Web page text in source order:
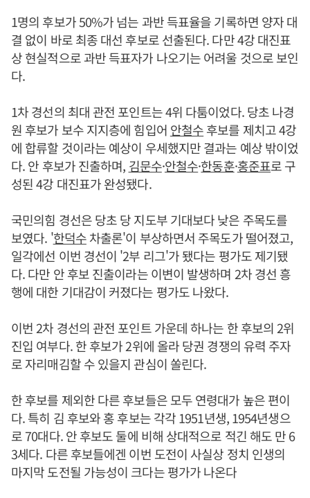
1명의 후보가 50%가 넘는 과반 득표율을 기록하면 양자 대
결 없이 바로 최종 대선 후보로 선출된다. 다만 4강 대진표
상 현실적으로 과반 득표자가 나오기는 어려울 것으로 보인
다.
1차 경선의 최대 관전 포인트는 4위 다툼이었다. 당초 나경
원 후보가 보수 지지층에 힘입어 안철수후보를 제치고 4강
에 합류할 것이라는 예상이 우세했지만 결과는 예상 밖이었
다. 안 후보가 진출하며, 김문수·안철수·한동훈·홍준표로 구
성된 4강 대진표가 완성됐다.
국민의힘 경선은 당초 당 지도부 기대보다 낮은 주목도를
보였다. '한덕수차출론'이 부상하면서 주목도가 떨어졌고,
일각에선 이번 경선이 '2부 리그'가 됐다는 평가도 제기됐
다. 다만 안 후보 진출이라는 이변이 발생하며 2차 경선 흥
행에 대한 기대감이 커졌다는 평가도 나왔다.
이번 2차 경선의 관전 포인트 가운데 하나는 한 후보의 2위
진입 여부다. 한 후보가 2위에 올라 당권 경쟁의 유력 주자
로 자리매김할 수 있을지 관심이 쏠린다.
한 후보를 제외한 다른 후보들은 모두 연령대가 높은 편이
다. 특히 김 후보와 홍 후보는 각각 1951년생, 1954년생으
로 70대다. 안 후보도 둘에 비해 상대적으로 적긴 해도 만 6
3세다. 다른 후보들에겐 이번 도전이 사실상 정치 인생의
마지막 도전될 가능성이 크다는 평가가 나온다